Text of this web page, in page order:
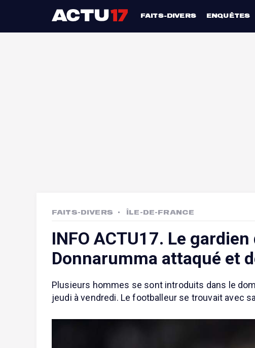
FAITS-DIVERS ENQUÊTES
FAITS-DIVERS ÎLE-DE-FRANCE
INFO ACTU17. Le
Donnarumma attaqué et
Plusieurs hommes se sont introduits dans le
jeudi à vendredi. Le footballeur se trouvait avec